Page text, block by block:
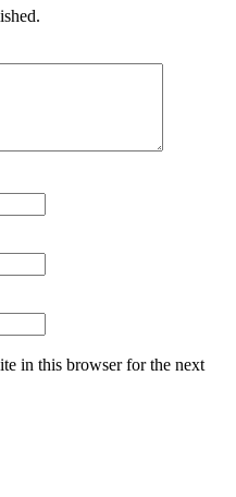
in this browser for the next